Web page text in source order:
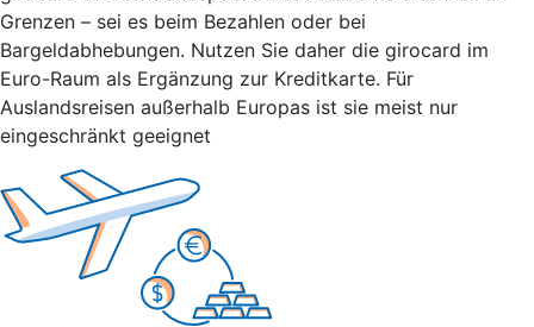
Grenzen – sei es beim Bezahlen oder bei
Bargeldabhebungen. Nutzen Sie daher die girocard im
Euro-Raum als Ergänzung zur Kreditkarte. Für
Auslandsreisen außerhalb Europas ist sie meist nur
eingeschränkt geeignet